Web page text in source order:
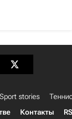
Sport stories Теннис
Контакты